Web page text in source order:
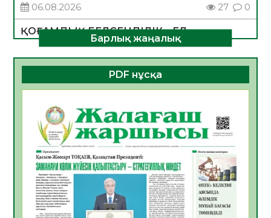
06.08.2026
27 0
ҚОҒАМДЫҚ БЕЛСЕНДІЛІК – ЕЛ
ДАМУЫНЫҢ НЕГІЗІ
06.08.2026
25 0
ҚҰРЫЛТАЙ САЙЛАУЫ – БОЛАШАҚҚА
БАСТАР ЖАУАПТЫ ТАҢДАУ
06.08.2026
Инфекциялық ауруларға қарсы иммундау
жұмыстарының тиімділігі
06.08.2026
29
Көкжөтел ауруы туралы
06.08.2026
26
Барлық жаңалық
PDF нұсқа